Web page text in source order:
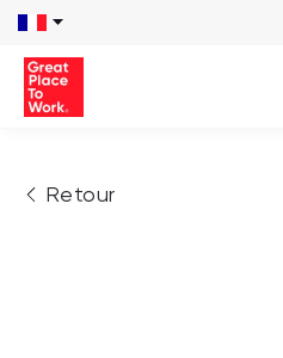
Retour